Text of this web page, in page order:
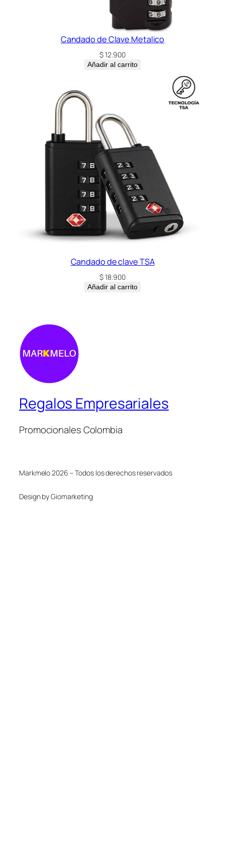
Candado de Clave Metalico
$12.900
Añadir al carrito
Candado de clave TSA
$18.900
Añadir al carrito
Regalos Empresariales
Promocionales Colombia
Markmelo 2026 – Todos los derechos reservados
Design by Giomarketing